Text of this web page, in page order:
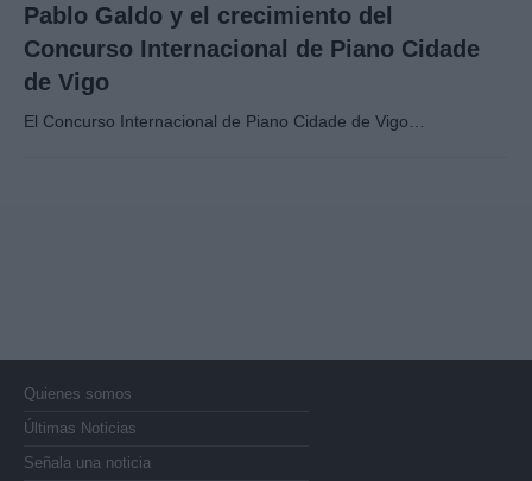
Pablo Galdo y el crecimiento del
Concurso Internacional de Piano Cidade
de Vigo
El Concurso Internacional de Piano Cidade de Vigo…
Quienes somos
Últimas Noticias
Señala una noticia